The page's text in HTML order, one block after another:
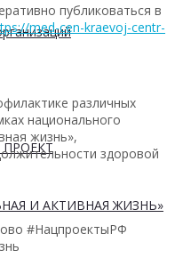
И АКТИВНАЯ ЖИЗНЬ»
публиковаться в
med-cen-kraevoj-centr-
различных
национального
жизнь»,
здоровой
#НацпроектыРФ